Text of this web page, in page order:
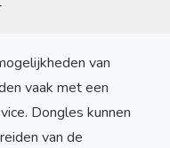
van
vaak met een
Dongles kunnen
van de